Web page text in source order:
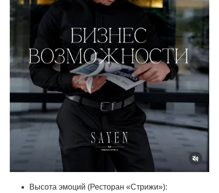
Высота эмоций (Ресторан «Стрижи»):